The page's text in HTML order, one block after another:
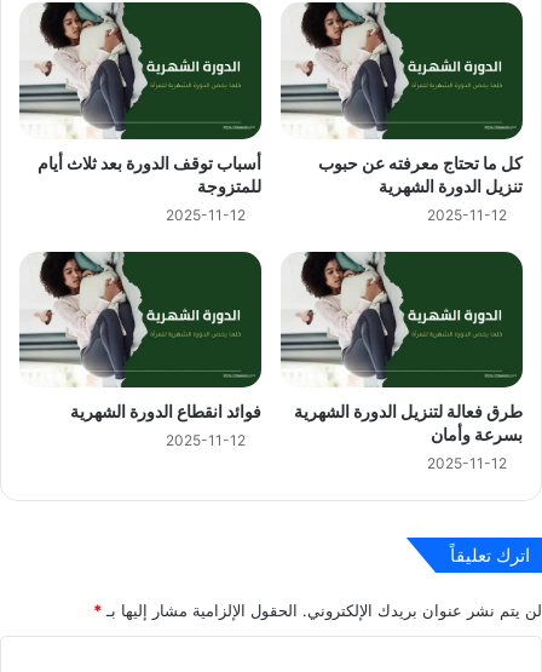
كل ما تحتاج معرفته عن حبوب
تنزيل الدورة الشهرية
2025-11-12
أسباب توقف الدورة بعد ثلاث أيام
للمتزوجة
2025-11-12
طرق فعالة لتنزيل الدورة الشهرية
بسرعة وأمان
2025-11-12
فوائد انقطاع الدورة الشهرية
2025-11-12
اترك تعليقاً
لن يتم نشر عنوان بريدك الإلكتروني. الحقول الإلزامية مشار إليها بـ*